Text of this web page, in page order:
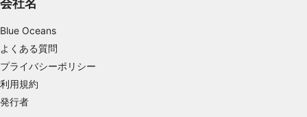
会社名
Blue Oceans
よくある質問
プライバシーポリシー
利用規約
発行者
能動的に要求して取得した情報に基づくデバイ
スの識別
IAB以外の処理目的：